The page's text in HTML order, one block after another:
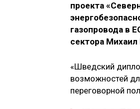
проекта
газопровода в
сектора Михаил
«Шведский
возможностей
переговорной